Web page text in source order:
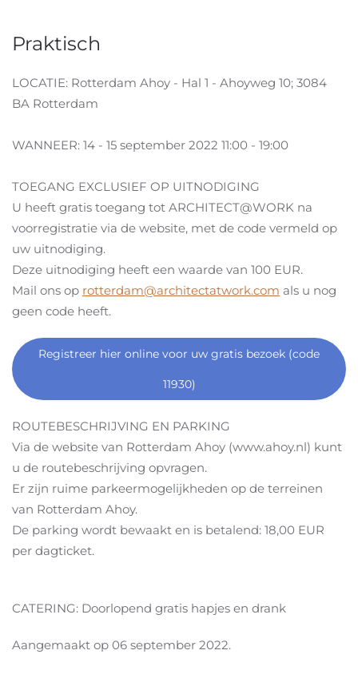
Praktisch
LOCATIE: Rotterdam Ahoy - Hal 1 - Ahoyweg 10; 3084
BA Rotterdam
WANNEER: 14 - 15 september 2022 11:00 - 19:00
TOEGANG EXCLUSIEF OP UITNODIGING
U heeft gratis toegang tot ARCHITECT@WORK na
voorregistratie via de website, met de code vermeld op
uw uitnodiging.
Deze uitnodiging heeft een waarde van 100 EUR.
Mail ons op rotterdam@architectatwork.com als u nog
geen code heeft.
Registreer hier online voor uw gratis bezoek (code
11930)
ROUTEBESCHRIJVING EN PARKING
Via de website van Rotterdam Ahoy (www.ahoy.nl) kunt
u de routebeschrijving opvragen.
Er zijn ruime parkeermogelijkheden op de terreinen
van Rotterdam Ahoy.
De parking wordt bewaakt en is betalend: 18,00 EUR
per dagticket.
CATERING: Doorlopend gratis hapjes en drank
Aangemaakt op 06 september 2022.